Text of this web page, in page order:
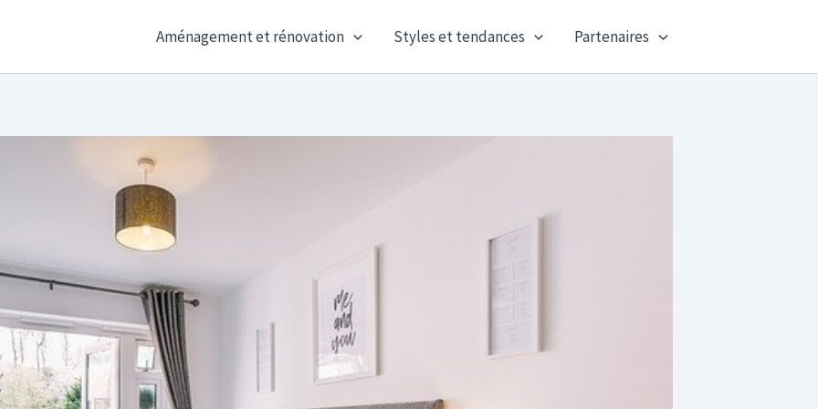
Aménagement et rénovation Styles et tendances Partenaires